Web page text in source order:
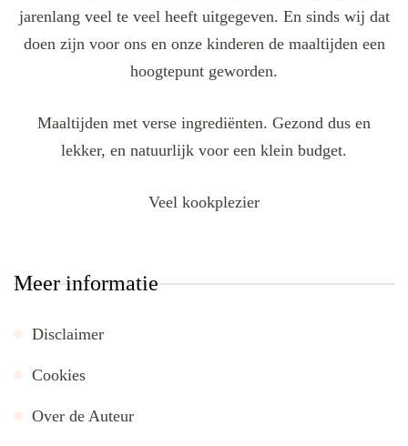
jarenlang veel te veel heeft uitgegeven. En sinds wij dat
doen zijn voor ons en onze kinderen de maaltijden een
hoogtepunt geworden.
Maaltijden met verse ingrediënten. Gezond dus en
lekker, en natuurlijk voor een klein budget.
Veel kookplezier
Meer informatie
Disclaimer
Cookies
Over de Auteur